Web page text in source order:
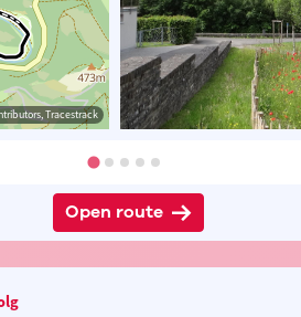
Tracestrack
Open route
© Eddy & Rita